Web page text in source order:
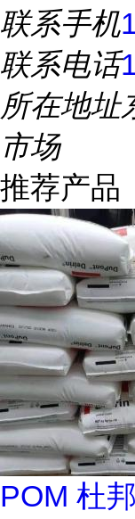
联系手机
联系电话
所在地址
市场
推荐产品
POM 杜